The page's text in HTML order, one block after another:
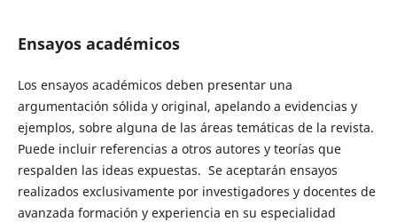
Ensayos académicos
Los ensayos académicos deben presentar una
argumentación sólida y original, apelando a evidencias y
ejemplos, sobre alguna de las áreas temáticas de la revista.
Puede incluir referencias a otros autores y teorías que
respalden las ideas expuestas. Se aceptarán ensayos
realizados exclusivamente por investigadores y docentes de
avanzada formación y experiencia en su especialidad